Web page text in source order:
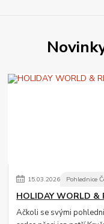
15.03.2026 Pohlednice
HOLIDAY WORLD &
Ačkoli se svými